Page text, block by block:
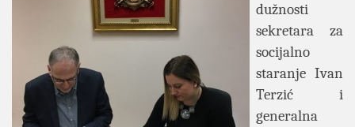
dužnosti
sekretara za
socijalno
staranje Ivan
Terzić i
generalna